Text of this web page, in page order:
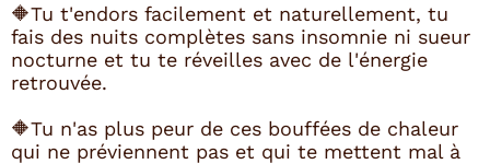
🔶Tu t'endors facilement et naturellement, tu
fais des nuits complètes sans insomnie ni sueur
nocturne et tu te réveilles avec de l'énergie
retrouvée.
🔶Tu n'as plus peur de ces bouffées de chaleur
qui ne préviennent pas et qui te mettent mal à